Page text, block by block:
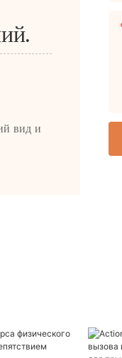
вид и